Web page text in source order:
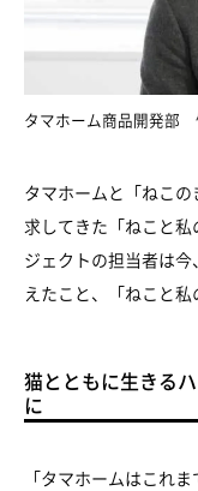
タマホーム商品開発部
タマホームと「ねこ
求してきた「ねこと
ジェクトの担当者は
えたこと、「ねこと私
猫とともに生きる
に
「タマホームはこれ